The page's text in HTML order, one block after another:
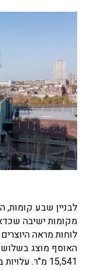
האוסף מוצג
15,541 מ"ר.